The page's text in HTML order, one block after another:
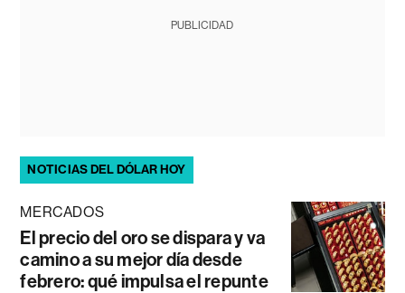
PUBLICIDAD
NOTICIAS DEL DÓLAR HOY
MERCADOS
El precio del oro se dispara y va
camino a su mejor día desde
febrero: qué impulsa el repunte